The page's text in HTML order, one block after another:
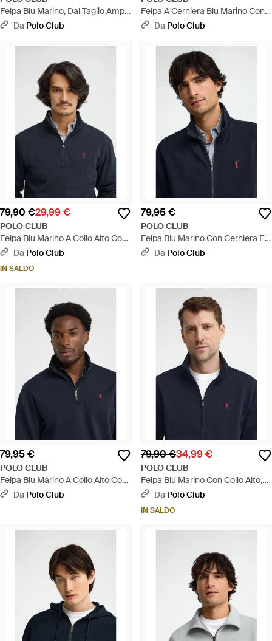
Felpa Blu Marino, Dal Taglio Ampio
Con Collo Con Cerniera E Ricamo
Da Polo Club
Felpa A Cerniera Blu Marino Con
Cappuccio E Ricamo Rigby Go -
Da Polo Club
79,90 €29,99 €
POLO CLUB
Felpa Blu Marino A Collo Alto Con
Cerniera Con Ricamo Rigby Go -
Da Polo Club
IN SALDO
79,95 €
POLO CLUB
Felpa Blu Marino Con Cerniera E
Collo Alto Con Ricamo Rigby Go -
Da Polo Club
79,95 €
POLO CLUB
Felpa Blu Marino A Collo Alto Con
Mezza Cerniera Con Ricamo
Da Polo Club
79,90 €34,99 €
POLO CLUB
Felpa Blu Marino Con Collo Alto,
Cerniera Completa E Ricamo
Da Polo Club
IN SALDO